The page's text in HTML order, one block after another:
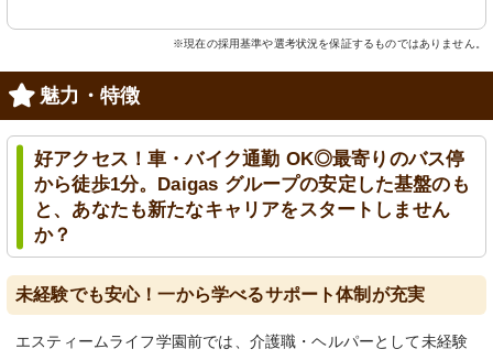
※現在の採用基準や選考状況を保証するものではありません。
魅力・特徴
好アクセス！車・バイク通勤 OK◎最寄りのバス停
から徒歩1分。Daigas グループの安定した基盤のも
と、あなたも新たなキャリアをスタートしません
か？
未経験でも安心！一から学べるサポート体制が充実
エスティームライフ学園前では、介護職・ヘルパーとして未経験